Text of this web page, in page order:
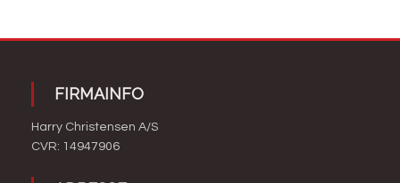
FIRMAINFO
Harry Christensen A/S​
CVR: 14947906